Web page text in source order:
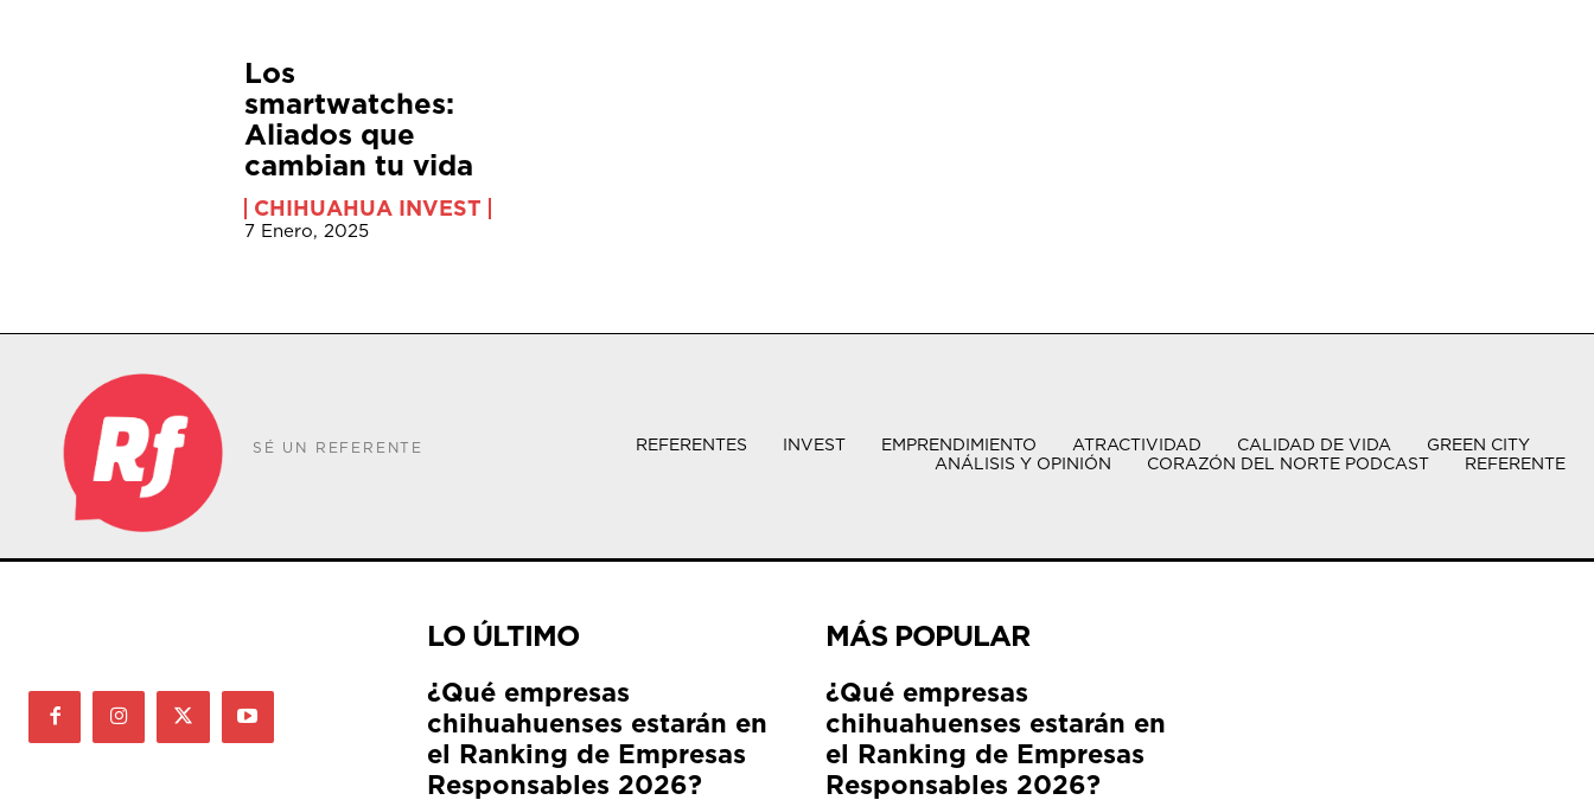
Los
smartwatches:
Aliados que
cambian tu vida
CHIHUAHUA INVEST
7 Enero, 2025
SÉ UN REFERENTE REFERENTES INVEST EMPRENDIMIENTO ATRACTIVIDAD CALIDAD DE VIDA
GREEN CITY
ANÁLISIS Y OPINIÓN
CORAZÓN DEL NORTE PODCAST REFERENTE
LO ÚLTIMO
¿Qué empresas
chihuahuenses estarán en
el Ranking de Empresas
Responsables 2026?
MÁS POPULAR
¿Qué empresas
chihuahuenses estarán en
el Ranking de Empresas
Responsables 2026?